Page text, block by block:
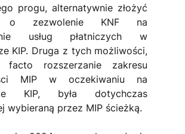
progu, alternatywnie złożyć
o zezwolenie KNF na
usług płatniczych w
KIP. Druga z tych możliwości,
rozszerzanie zakresu
MIP w oczekiwaniu na
KIP, była dotychczas
wybieraną przez MIP ścieżką.